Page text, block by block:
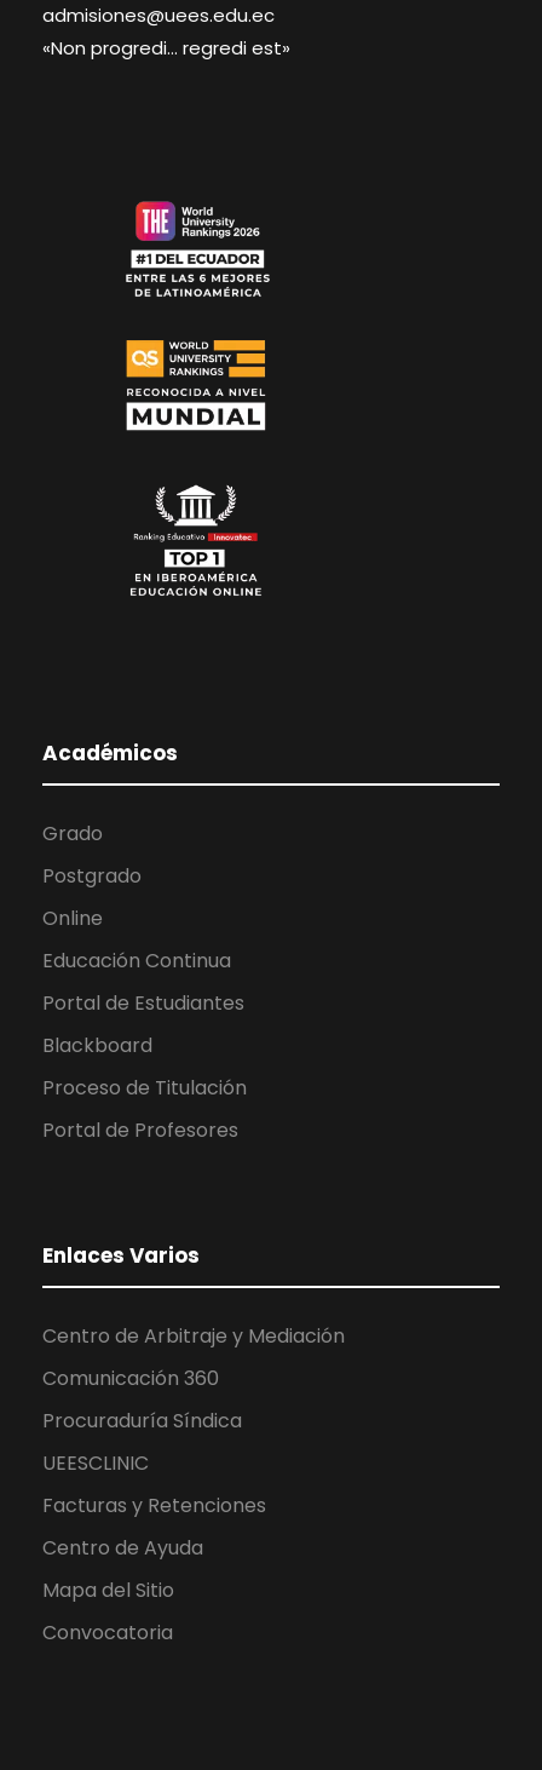
admisiones@uees.edu.ec
«Non progredi… regredi est»
Académicos
Grado
Postgrado
Online
Educación Continua
Portal de Estudiantes
Blackboard
Proceso de Titulación
Portal de Profesores
Enlaces Varios
Centro de Arbitraje y Mediación
Comunicación 360
Procuraduría Síndica
UEESCLINIC
Facturas y Retenciones
Centro de Ayuda
Mapa del Sitio
Convocatoria